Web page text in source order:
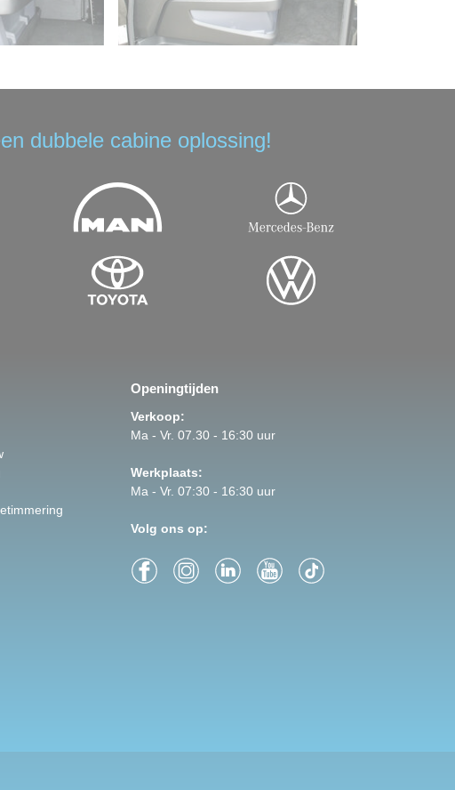
dubbele cabine oplossing!
Openingtijden
Verkoop:
Ma - Vr. 07.30 - 16:30 uur
Werkplaats:
Ma - Vr. 07:30 - 16:30 uur
Volg ons op: